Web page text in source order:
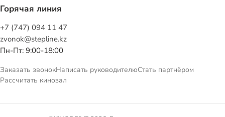
Горячая линия
+7 (747) 094 11 47
zvonok@stepline.kz
Пн-Пт: 9:00-18:00
Заказать звонокНаписать руководителюСтать партнёром
Рассчитать кинозал